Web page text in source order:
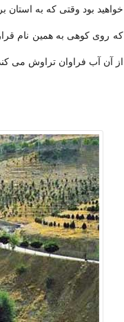
خواهید بود وقتی که به
که روی کوهی به همین نام
از آن آب فراوان تراوش می